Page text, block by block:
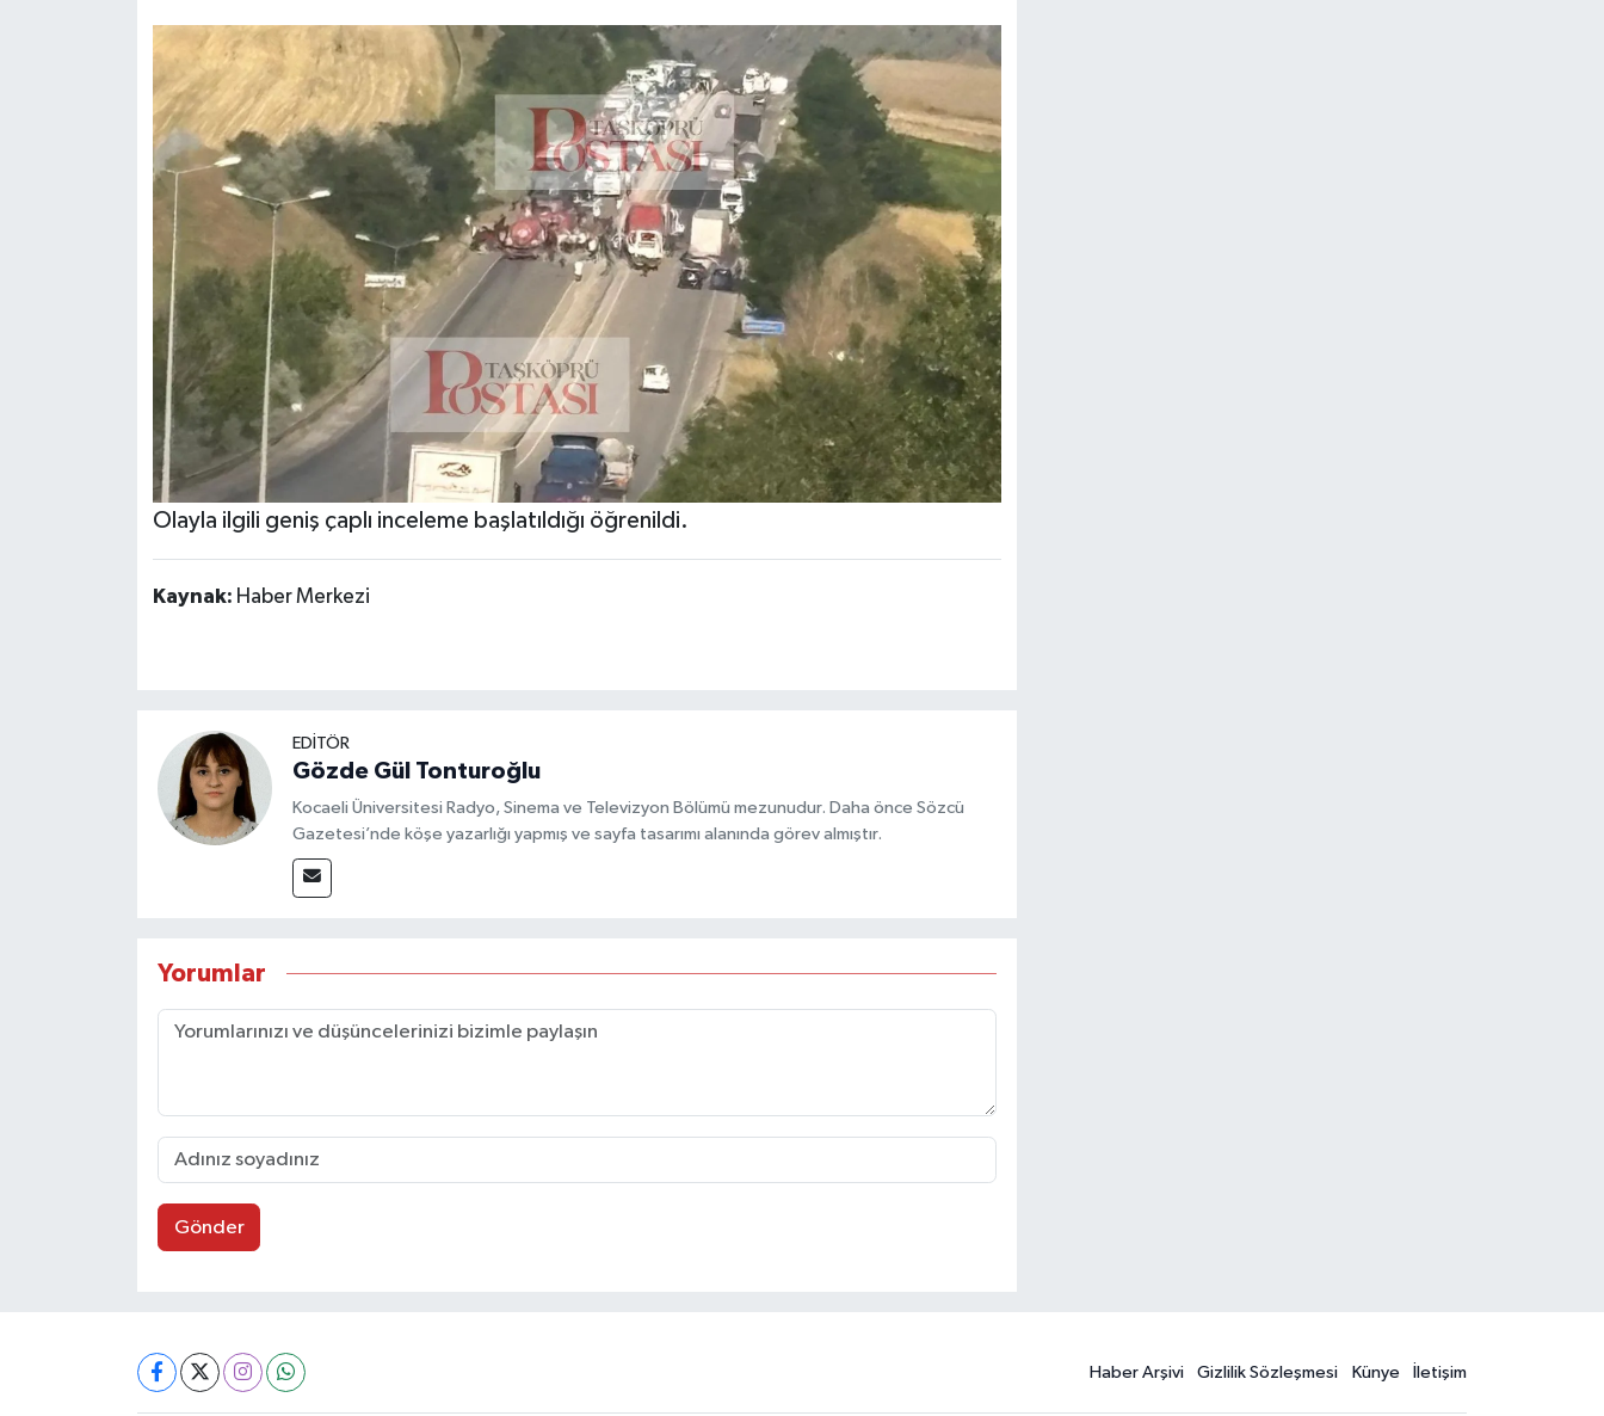
Olayla ilgili geniş çaplı inceleme başlatıldığı öğrenildi.
Kaynak: Haber Merkezi
EDİTÖR
Gözde Gül Tonturoğlu
Kocaeli Üniversitesi Radyo, Sinema ve Televizyon Bölümü mezunudur. Daha önce Sözcü
Gazetesi’nde köşe yazarlığı yapmış ve sayfa tasarımı alanında görev almıştır.
Yorumlar
Gönder
Haber Arşivi Gizlilik Sözleşmesi Künye İletişim